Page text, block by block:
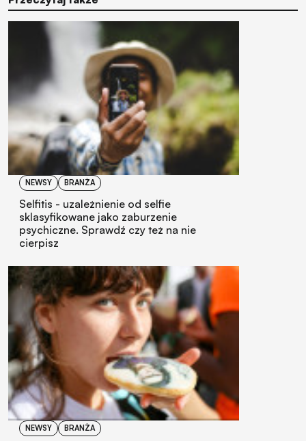
NEWSY BRANŻA
Selfitis - uzależnienie od selfie
sklasyfikowane jako zaburzenie
psychiczne. Sprawdź czy też na nie
cierpisz
NEWSY BRANŻA